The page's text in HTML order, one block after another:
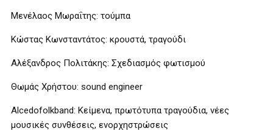
Μενέλαος Μωραΐτης: τούμπα
Κώστας Κωνσταντάτος: κρουστά, τραγούδι
Αλέξανδρος Πολιτάκης: Σχεδιασμός φωτισμού
Θωμάς Χρήστου: sound engineer
Alcedofolkband: Κείμενα, πρωτότυπα τραγούδια, νέες
μουσικές συνθέσεις, ενορχηστρώσεις